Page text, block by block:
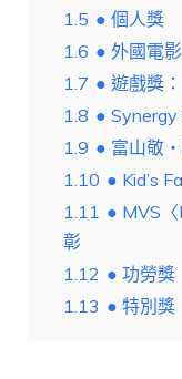
1.5 ● 個人獎
1.6 ● 外國電
1.7 ● 遊戲獎
1.8 ● Synergy
1.9 ● 富山敬
1.10 ● Kid’s
1.11 ● MVS
彰
1.12 ● 功勞獎
1.13 ● 特別獎